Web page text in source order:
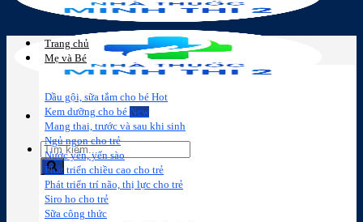
Sữa công
thức
Trang chủ
Mẹ và Bé
Dầu gội, sữa tắm cho bé
Kem dưỡng cho bé
Mang thai, trước và sau khi sinh
Ngủ ngon cho trẻ
Nước yến, yến sào
Phát triển chiều cao cho trẻ
Phát triển trí não, thị lực cho trẻ
Siro ho cho trẻ
Sữa công thức